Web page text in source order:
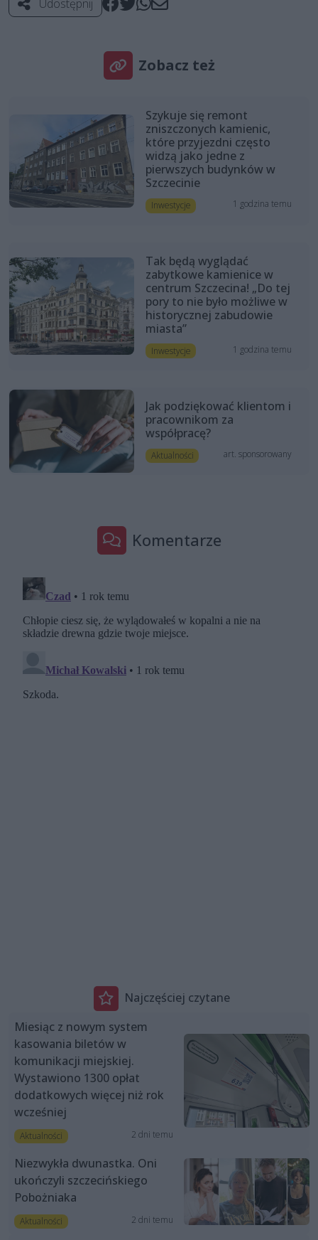
Udostępnij
Zobacz też
Szykuje się remont
zniszczonych kamienic,
które przyjezdni często
widzą jako jedne z
pierwszych budynków w
Szczecinie
Inwestycje 1 godzina temu
Tak będą wyglądać
zabytkowe kamienice w
centrum Szczecina! „Do tej
pory to nie było możliwe w
historycznej zabudowie
miasta”
Inwestycje 1 godzina temu
Jak podziękować klientom i
pracownikom za
współpracę?
Aktualności art. sponsorowany
Komentarze
Najczęściej czytane
Miesiąc z nowym system
kasowania biletów w
komunikacji miejskiej.
Wystawiono 1300 opłat
dodatkowych więcej niż rok
wcześniej
Aktualności 2 dni temu
Niezwykła dwunastka. Oni
ukończyli szczecińskiego
Pobożniaka
Aktualności 2 dni temu